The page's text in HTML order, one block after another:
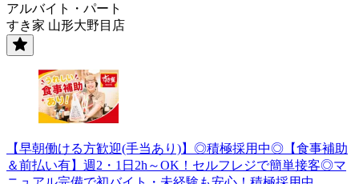
アルバイト・パート
すき家 山形大野目店
【早朝働ける方歓迎(手当あり)】◎積極採用中◎【食事補助
＆前払い有】週2・1日2h～OK！セルフレジで簡単接客◎マ